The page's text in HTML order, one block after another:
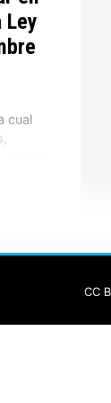
Ley
cual
CC